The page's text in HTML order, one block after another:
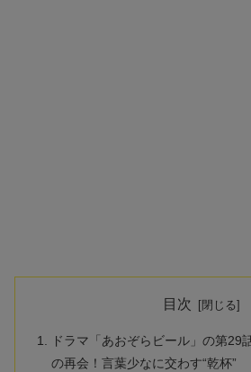
目次
ドラマ「あおぞらビール」の第29
の再会！言葉少なに交わす“乾杯”